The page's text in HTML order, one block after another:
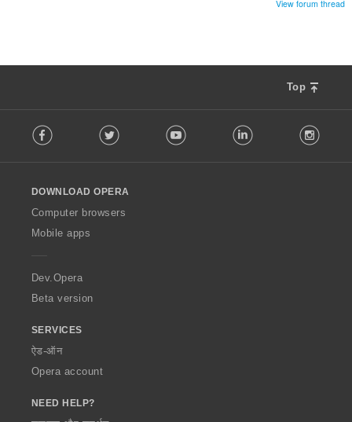
View forum thread
Top
o
w
O
p
a
Facebook Twitter Youtube LinkedIn
DOWNLOAD OPERA
Computer browsers
Mobile apps
Dev.Opera
Beta version
SERVICES
ऐड-ऑन
Opera account
NEED HELP?